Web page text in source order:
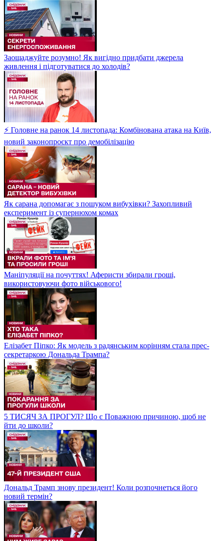
Заощаджуйте розумно! Як вигідно придбати джерела
живлення і підготуватися до холодів?
⚡ Головне на ранок 14 листопада: Комбінована атака на Київ,
новий законопроєкт про демобілізацію
Як сарана допомагає з пошуком вибухівки? Захопливий
експеримент із супернюхом комах
Маніпуляції на почуттях! Аферисти збирали гроші,
використовуючи фото військового!
Елізабет Піпко: Як модель з радянським корінням стала прес-
секретаркою Дональда Трампа?
5 ТИСЯЧ ЗА ПРОГУЛ? Що є Поважною причиною, щоб не
йти до школи?
Дональд Трамп знову президент! Коли розпочнеться його
новий термін?